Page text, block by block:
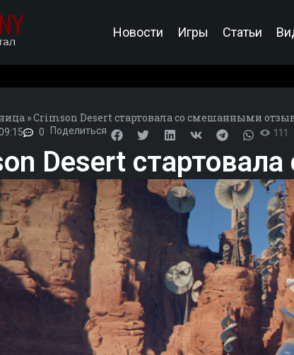
Новости Игры Статьи
»Crimson Desert стартовала со смешанными
0 Поделиться 111
Desert